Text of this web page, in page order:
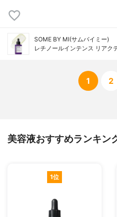
SOME BY MI(サムバイミー)
レチノールインテンス リアク
1 2
美容液おすすめランキン
1位